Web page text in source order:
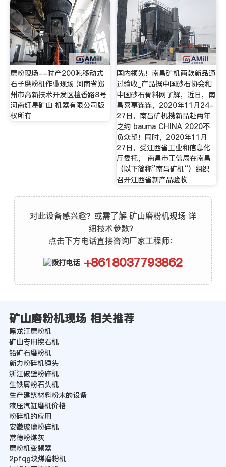
磨粉现场--时产200吨移动式
石子磨粉机作业现场 河南省郑
州市高新技术开发区檀香路8号
河南红星矿山 机器有限公司版
权所有
国内领先！南昌矿机两款新品通
过验收_产品据中国砂石协会和
中国砂石骨料网了解，近日，南
昌喜事连连，2020年11月24-
27日，南昌矿机携新品赴两年
之约 bauma CHINA 2020不
负众望！同时，2020年11月
27日，受江西省工业和信息化
厅委托， 南昌市工信局在南昌
（以下简称”南昌矿机“）组织
召开江西省新产品验收
对此设备感兴趣？或需了解 矿山磨粉机现场 详
细技术参数？
点击下方电话直接咨询厂家工程师：
+8618037793862
矿山磨粉机现场 相关推荐
黑龙江磨粉机
矿山专用挖石机
铅矿石磨粉机
新力粉碎机锤头
浙江破壁粉碎机
生铁屑粉石头机
生产建筑材料粉末的设备
液压汽缸磨机价格
粉碎机的应用
安徽玻璃粉碎机
常徳粉煤灰
磨粉机变频器
2pfqg块煤磨粉机